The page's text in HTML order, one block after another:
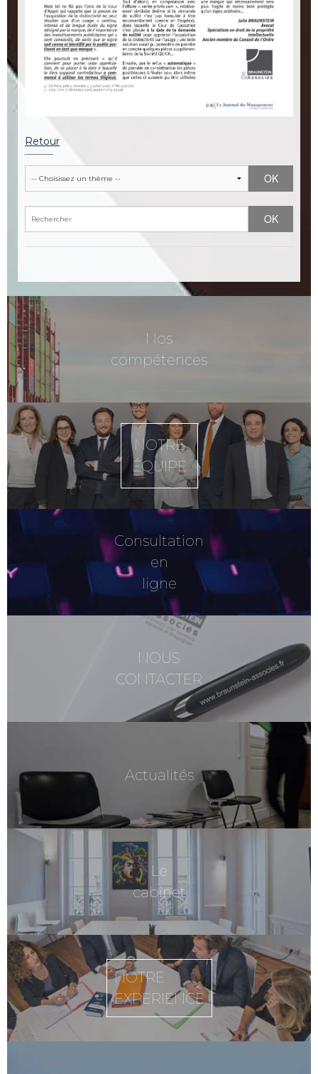
Retour
Nos
compétences
NOTRE
ÉQUIPE
Consultation
en
ligne
NOUS
CONTACTER
Actualités
Le
cabinet
NOTRE
EXPERIENCE